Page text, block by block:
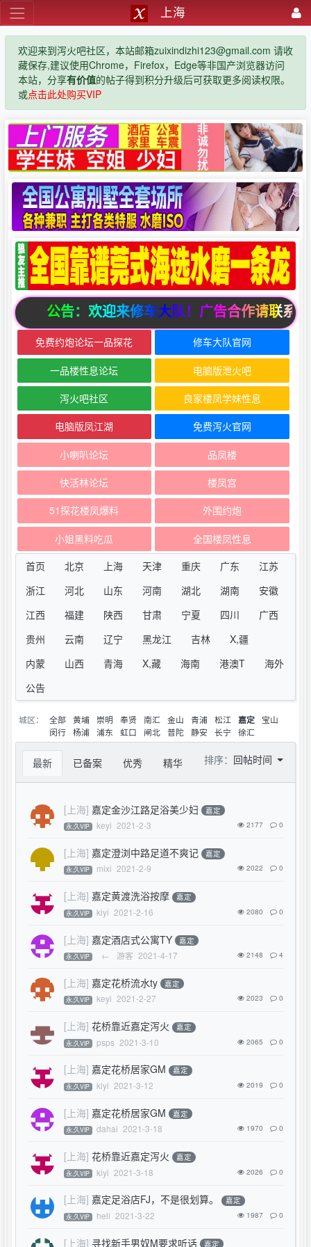
上海
欢迎来到泻火吧社区，本站邮箱zuixindizhi123@gmail.com 请收
藏保存,建议使用Chrome，Firefox，Edge等非国产浏览器访问
本站，分享有价值的帖子得到积分升级后可获取更多阅读权限。
或点击此处购买VIP
公告：欢迎来修车大队！广告合作请联系
免费约炮论坛一品探花 修车大队官网
一品楼性息论坛 电脑版泄火吧
泻火吧社区 良家楼凤学妹性息
电脑版凤江湖 免费泻火官网
小喇叭论坛 品凤楼
快活林论坛 楼凤宫
51探花楼凤爆料 外围约炮
小姐黑料吃瓜
全国楼凤性息
首页
北京 上海 天津 重庆 广东
江苏
浙江
河北 山东 河南 湖北 湖南
安徽
江西
福建 陕西 甘肃 宁夏 四川
广西
贵州
云南 辽宁 黑龙江 吉林
X,疆
内蒙
山西 青海 X,藏 海南 港澳T
海外
公告
城区： 全部 黄埔 崇明 奉贤 南汇 金山 青浦 松江 嘉定
宝山
闵行 杨浦 浦东 虹口 闸北 普陀 静安 长宁 徐汇
最新 已备案 优秀 精华 排序： 回帖时间
[上海] 嘉定金沙江路足浴美少妇 嘉定
永,久VIP keyi 2021-2-3 2177 0
[上海] 嘉定澄浏中路足道不爽记 嘉定
永,久VIP mixi 2021-2-9 2022 0
[上海] 嘉定黄渡洗浴按摩 嘉定
永,久VIP kiyi 2021-2-16 2080 0
[上海] 嘉定酒店式公寓TY 嘉定
永,久VIP ← 游客 2021-4-17 2148 4
[上海] 嘉定花桥流水ty 嘉定
永,久VIP keyi 2021-2-27 2023 0
[上海] 花桥靠近嘉定泻火 嘉定
永,久VIP psps 2021-3-10 2065 0
[上海] 嘉定花桥居家GM 嘉定
永,久VIP kiyi 2021-3-12 2019 0
[上海] 嘉定花桥居家GM 嘉定
永,久VIP dahai 2021-3-18 1970 0
[上海] 花桥靠近嘉定泻火 嘉定
永,久VIP kiyi 2021-3-18 2026 0
[上海] 嘉定足浴店FJ，不是很划算。 嘉定
永,久VIP heli 2021-3-22 1987 0
[上海] 寻找新手男奴M要求听话 嘉定